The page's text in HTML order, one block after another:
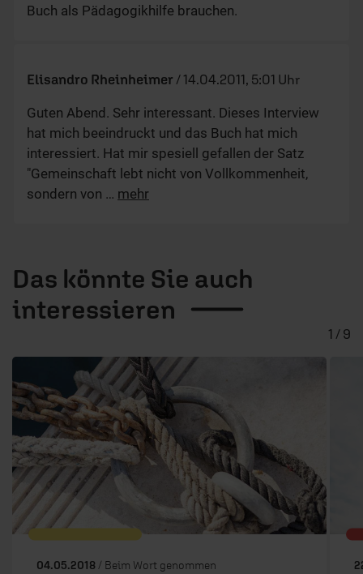
Buch als Pädagogikhilfe brauchen.
Elisandro Rheinheimer / 14.04.2011, 5:01 Uhr
Guten Abend. Sehr interessant. Dieses Interview
hat mich beeindruckt und das Buch hat mich
interessiert. Hat mir spesiell gefallen der Satz
"Gemeinschaft lebt nicht von Vollkommenheit,
sondern von … mehr
Das könnte Sie auch
interessieren
04.05.2018 / Beim Wort genommen
1 / 9